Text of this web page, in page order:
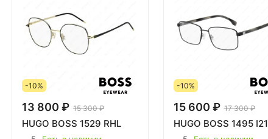
-10%
13 800 ₽ 15 300 ₽
HUGO BOSS 1529 RHL
-10%
15 600 ₽ 17 300 ₽
HUGO BOSS 1495 I21